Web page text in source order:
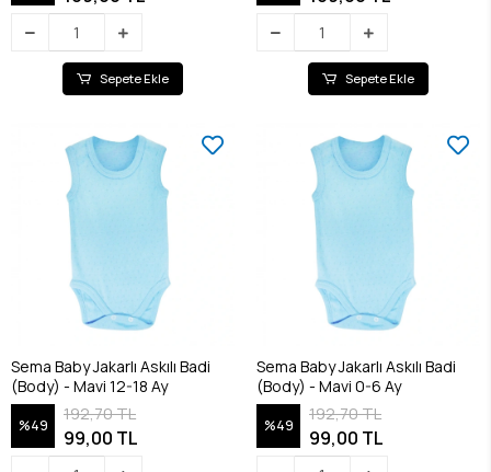
Sepete Ekle Sepete Ekle
Sema Baby Jakarlı Askılı Badi
(Body) - Mavi 12-18 Ay
%49
192,70 TL
99,00 TL
Sema Baby Jakarlı Askılı Badi
(Body) - Mavi 0-6 Ay
%49
192,70 TL
99,00 TL